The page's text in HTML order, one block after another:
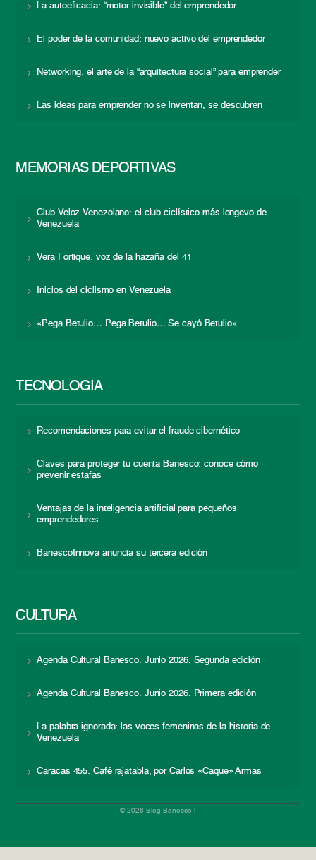
La autoeficacia: “motor invisible” del emprendedor
El poder de la comunidad: nuevo activo del emprendedor
Networking: el arte de la “arquitectura social” para emprender
Las ideas para emprender no se inventan, se descubren
MEMORIAS DEPORTIVAS
Club Veloz Venezolano: el club ciclístico más longevo de
Venezuela
Vera Fortique: voz de la hazaña del 41
Inicios del ciclismo en Venezuela
«Pega Betulio… Pega Betulio… Se cayó Betulio»
TECNOLOGÍA
Recomendaciones para evitar el fraude cibernético
Claves para proteger tu cuenta Banesco: conoce cómo
prevenir estafas
Ventajas de la inteligencia artificial para pequeños
emprendedores
BanescoInnova anuncia su tercera edición
CULTURA
Agenda Cultural Banesco. Junio 2026. Segunda edición
Agenda Cultural Banesco. Junio 2026. Primera edición
La palabra ignorada: las voces femeninas de la historia de
Venezuela
Caracas 455: Café rajatabla, por Carlos «Caque» Armas
© 2026 Blog Banesco |